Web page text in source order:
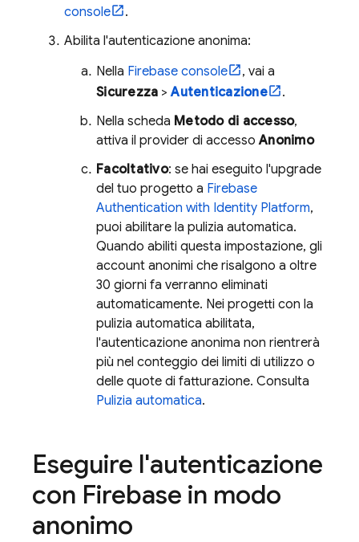
console
.
Abilita l'autenticazione anonima:
Nella Firebase console
, vai a
Sicurezza >Autenticazione
.
Nella scheda Metodo di accesso,
attiva il provider di accessoAnonimo
Facoltativo: se hai eseguito l'upgrade
del tuo progetto a Firebase
Authentication with Identity Platform,
puoi abilitare la pulizia automatica.
Quando abiliti questa impostazione, gli
account anonimi che risalgono a oltre
30 giorni fa verranno eliminati
automaticamente. Nei progetti con la
pulizia automatica abilitata,
l'autenticazione anonima non rientrerà
più nel conteggio dei limiti di utilizzo o
delle quote di fatturazione. Consulta
Pulizia automatica.
Eseguire l'autenticazione
con Firebase in modo
anonimo